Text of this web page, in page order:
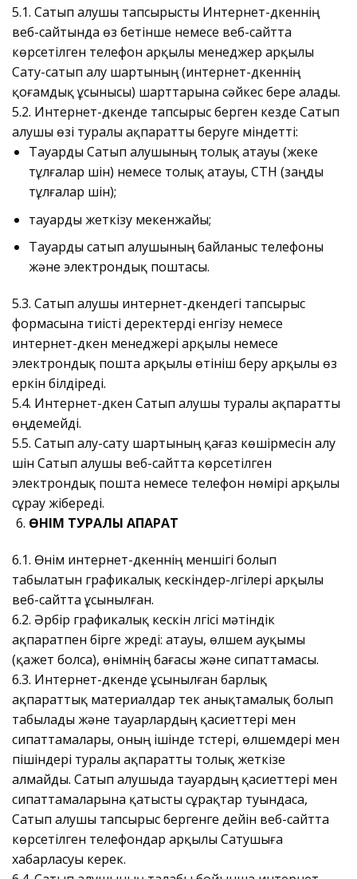
5.1. Сатып алушы тапсырысты Интернет-дүкеннің
веб-сайтында өз бетінше немесе веб-сайтта
көрсетілген телефон арқылы менеджер арқылы
Сату-сатып алу шартының (интернет-дүкеннің
қоғамдық ұсынысы) шарттарына сәйкес бере алады.
5.2. Интернет-дүкенде тапсырыс берген кезде Сатып
алушы өзі туралы ақпаратты беруге міндетті:
Тауарды Сатып алушының толық атауы (жеке
тұлғалар үшін) немесе толық атауы, СТН (заңды
тұлғалар үшін);
тауарды жеткізу мекенжайы;
Тауарды сатып алушының байланыс телефоны
және электрондық поштасы.
5.3. Сатып алушы интернет-дүкендегі тапсырыс
формасына тиісті деректерді енгізу немесе
интернет-дүкен менеджері арқылы немесе
электрондық пошта арқылы өтініш беру арқылы өз
еркін білдіреді.
5.4. Интернет-дүкен Сатып алушы туралы ақпаратты
өңдемейді.
5.5. Сатып алу-сату шартының қағаз көшірмесін алу
үшін Сатып алушы веб-сайтта көрсетілген
электрондық пошта немесе телефон нөмірі арқылы
сұрау жібереді.
ӨНІМ ТУРАЛЫ АҚПАРАТ
6.1. Өнім интернет-дүкеннің меншігі болып
табылатын графикалық кескіндер-үлгілері арқылы
веб-сайтта ұсынылған.
6.2. Әрбір графикалық кескін үлгісі мәтіндік
ақпаратпен бірге жүреді: атауы, өлшем ауқымы
(қажет болса), өнімнің бағасы және сипаттамасы.
6.3. Интернет-дүкенде ұсынылған барлық
ақпараттық материалдар тек анықтамалық болып
табылады және тауарлардың қасиеттері мен
сипаттамалары, оның ішінде түстері, өлшемдері мен
пішіндері туралы ақпаратты толық жеткізе
алмайды. Сатып алушыда тауардың қасиеттері мен
сипаттамаларына қатысты сұрақтар туындаса,
Сатып алушы тапсырыс бергенге дейін веб-сайтта
көрсетілген телефондар арқылы Сатушыға
хабарласуы керек.